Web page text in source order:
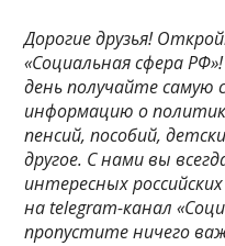
Дорогие друзья!
«Социальная сфера
день получайте самую
информацию о
пенсий, пособий,
другое. С нами вы
интересных
на telegram-канал
пропустите ничего